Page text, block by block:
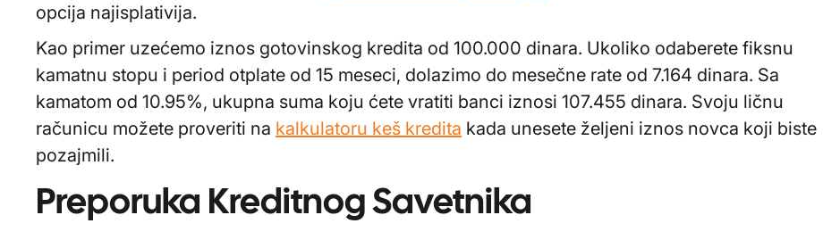
opcija najisplativija.
Kao primer uzećemo iznos gotovinskog kredita od 100.000 dinara. Ukoliko odaberete fiksnu
kamatnu stopu i period otplate od 15 meseci, dolazimo do mesečne rate od 7.164 dinara. Sa
kamatom od 10.95%, ukupna suma koju ćete vratiti banci iznosi 107.455 dinara. Svoju ličnu
računicu možete proveriti na kalkulatoru keš kredita kada unesete željeni iznos novca koji biste
pozajmili.
Preporuka Kreditnog Savetnika